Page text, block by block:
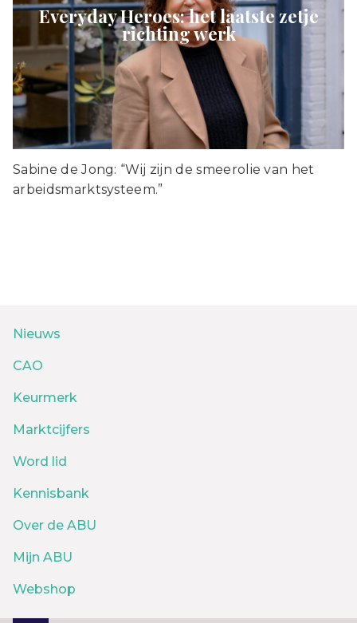
Everyday Heroes: het laatste zetje
richting werk
Sabine de Jong: “Wij zijn de smeerolie van het
arbeidsmarktsysteem.”
Nieuws
CAO
Keurmerk
Marktcijfers
Word lid
Kennisbank
Over de ABU
Mijn ABU
Webshop